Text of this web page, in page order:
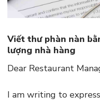
Viết thư phàn nàn
lượng nhà hàng
Dear Restaurant
I am writing to